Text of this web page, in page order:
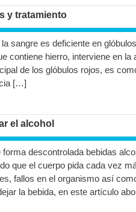
y tratamiento
sangre es deficiente en
contiene hierro, interviene en
de los glóbulos rojos, es
[…]
el alcohol
descontrolada bebidas
que el cuerpo pida cada vez
fallos en el organismo así
la bebida, en este artículo